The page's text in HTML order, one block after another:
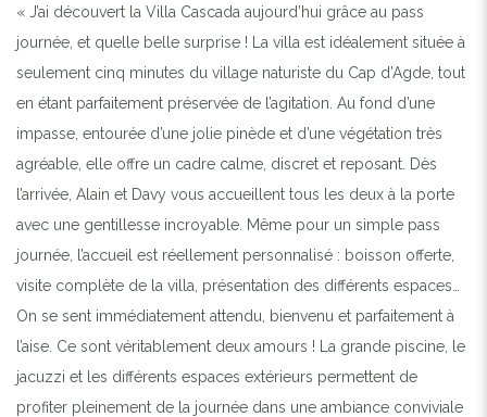
« J’ai découvert la Villa Cascada aujourd’hui grâce au pass
journée, et quelle belle surprise ! La villa est idéalement située à
seulement cinq minutes du village naturiste du Cap d’Agde, tout
en étant parfaitement préservée de l’agitation. Au fond d’une
impasse, entourée d’une jolie pinède et d’une végétation très
agréable, elle offre un cadre calme, discret et reposant. Dès
l’arrivée, Alain et Davy vous accueillent tous les deux à la porte
avec une gentillesse incroyable. Même pour un simple pass
journée, l’accueil est réellement personnalisé : boisson offerte,
visite complète de la villa, présentation des différents espaces…
On se sent immédiatement attendu, bienvenu et parfaitement à
l’aise. Ce sont véritablement deux amours ! La grande piscine, le
jacuzzi et les différents espaces extérieurs permettent de
profiter pleinement de la journée dans une ambiance conviviale